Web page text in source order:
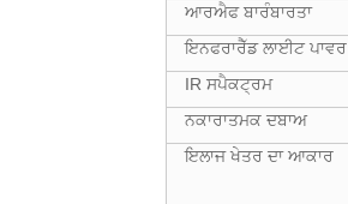
ਆਰਐਫ ਬਾਰੰਬਾਰਤਾ
ਇਨਫਰਾਰੈੱਡ ਲਾਈਟ ਪਾਵਰ
IR ਸਪੈਕਟ੍ਰਮ
ਨਕਾਰਾਤਮਕ ਦਬਾਅ
ਇਲਾਜ ਖੇਤਰ ਦਾ ਆਕਾਰ